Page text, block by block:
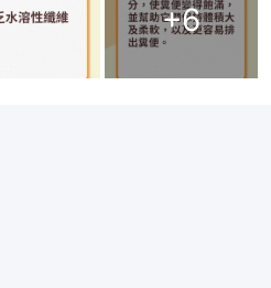
+6